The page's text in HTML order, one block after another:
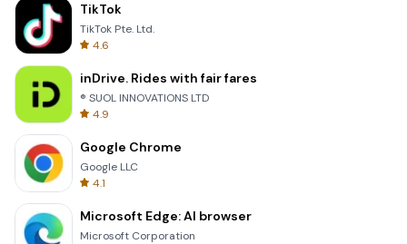
TikTok
TikTok Pte. Ltd.
4.6
inDrive. Rides with fair fares
® SUOL INNOVATIONS LTD
4.9
Google Chrome
Google LLC
4.1
Microsoft Edge: AI browser
Microsoft Corporation